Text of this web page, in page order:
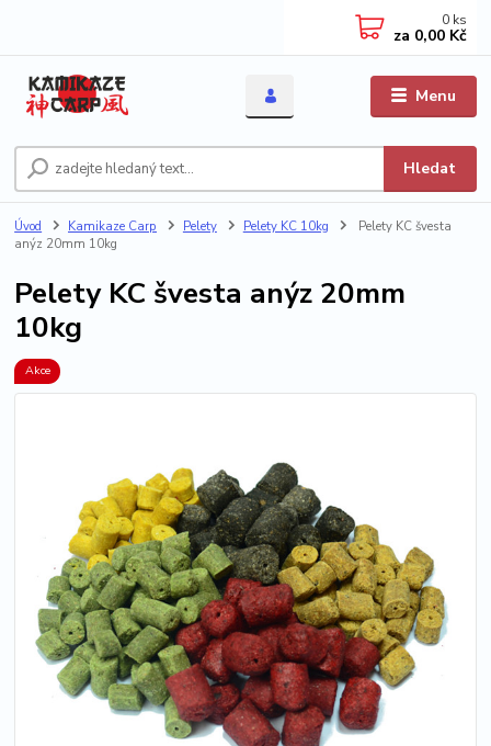
Menu
Hledat
0 ks
za 0,00 Kč
Úvod Kamikaze Carp Pelety Pelety KC 10kg
Pelety KC švesta
anýz 20mm 10kg
Pelety KC švesta anýz 20mm
10kg
Akce